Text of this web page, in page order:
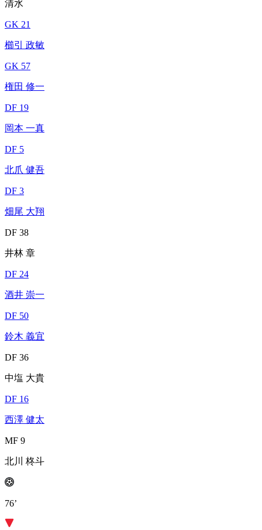
清水
GK 21
櫛引 政敏
GK 57
権田 修一
DF 19
岡本 一真
DF 5
北爪 健吾
DF 3
畑尾 大翔
DF 38
井林 章
DF 24
酒井 崇一
DF 50
鈴木 義宜
DF 36
中塩 大貴
DF 16
西澤 健太
MF 9
北川 柊斗
76’